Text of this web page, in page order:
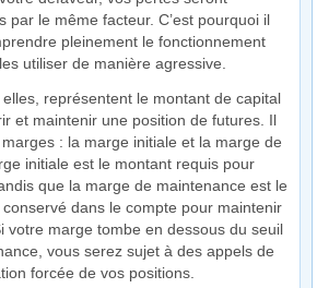
par le même facteur. C’est pourquoi il
pleinement le fonctionnement
utiliser de manière agressive.
représentent le montant de capital
et maintenir une position de futures. Il
: la marge initiale et la marge de
initiale est le montant requis pour
que la marge de maintenance est le
dans le compte pour maintenir
votre marge tombe en dessous du seuil
vous serez sujet à des appels de
forcée de vos positions.